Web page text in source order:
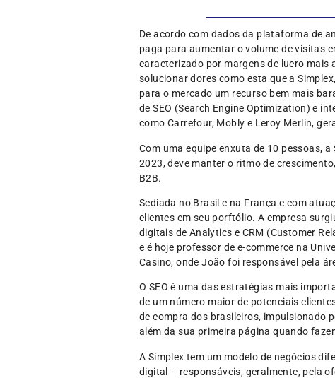
De acordo com dados da plataforma de
paga para aumentar o volume de visitas
caracterizado por margens de lucro mais
solucionar dores como esta que a
para o mercado um recurso bem mais
de SEO (Search Engine Optimization) e
como Carrefour, Mobly e Leroy Merlin,
Com uma equipe enxuta de 10 pessoas,
2023, deve manter o ritmo de
B2B.
Sediada no Brasil e na França e com
clientes em seu porftólio. A empresa
digitais de Analytics e CRM (Customer
e é hoje professor de e-commerce na
Casino, onde João foi responsável pela
O SEO é uma das estratégias mais
de um número maior de potenciais
de compra dos brasileiros, impulsionado
além da sua primeira página quando
A Simplex tem um modelo de negócios
digital – responsáveis, geralmente, pela